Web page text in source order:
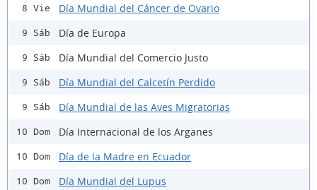
8 Vie Día Mundial del Cáncer de Ovario
9 Sáb Día de Europa
9 Sáb Día Mundial del Comercio Justo
9 Sáb Día Mundial del Calcetín Perdido
9 Sáb Día Mundial de las Aves Migratorias
10 Dom Día Internacional de los Arganes
10 Dom Día de la Madre en Ecuador
10 Dom Día Mundial del Lupus